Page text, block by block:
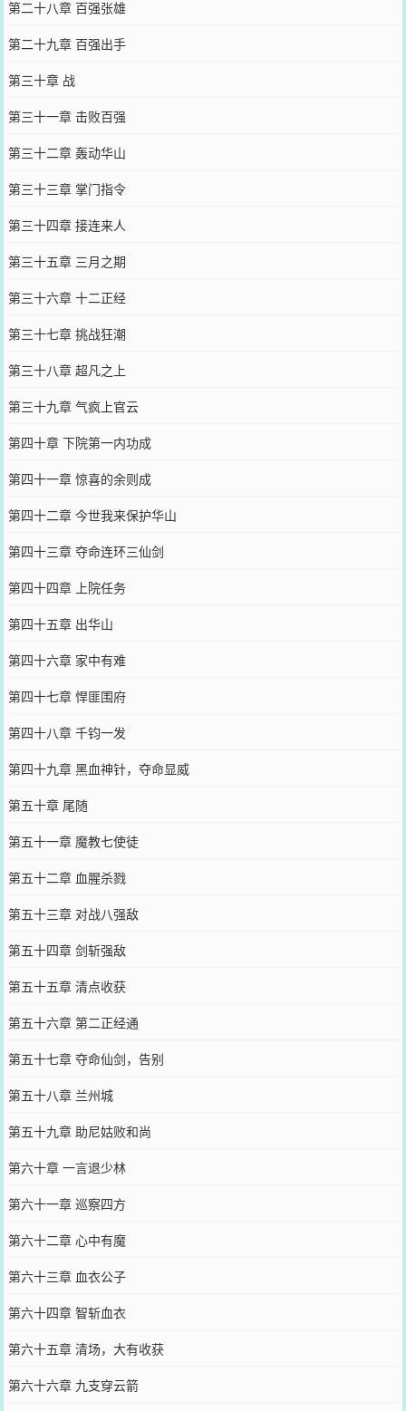
第二十八章 百强张雄
第二十九章 百强出手
第三十章 战
第三十一章 击败百强
第三十二章 轰动华山
第三十三章 掌门指令
第三十四章 接连来人
第三十五章 三月之期
第三十六章 十二正经
第三十七章 挑战狂潮
第三十八章 超凡之上
第三十九章 气疯上官云
第四十章 下院第一内功成
第四十一章 惊喜的余则成
第四十二章 今世我来保护华山
第四十三章 夺命连环三仙剑
第四十四章 上院任务
第四十五章 出华山
第四十六章 家中有难
第四十七章 悍匪围府
第四十八章 千钧一发
第四十九章 黑血神针，夺命显威
第五十章 尾随
第五十一章 魔教七使徒
第五十二章 血腥杀戮
第五十三章 对战八强敌
第五十四章 剑斩强敌
第五十五章 清点收获
第五十六章 第二正经通
第五十七章 夺命仙剑，告别
第五十八章 兰州城
第五十九章 助尼姑败和尚
第六十章 一言退少林
第六十一章 巡察四方
第六十二章 心中有魔
第六十三章 血衣公子
第六十四章 智斩血衣
第六十五章 清场，大有收获
第六十六章 九支穿云箭